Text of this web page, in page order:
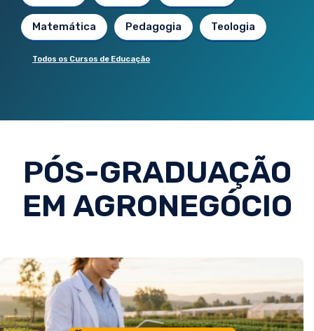
Matemática Pedagogia Teologia
Todos os Cursos de Educação
PÓS-GRADUAÇÃO
EM AGRONEGÓCIO